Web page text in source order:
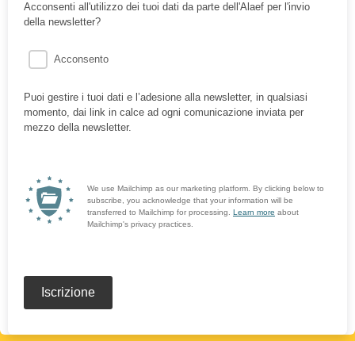
Acconsenti all'utilizzo dei tuoi dati da parte dell'Alaef per l'invio
della newsletter?
Acconsento
Puoi gestire i tuoi dati e l’adesione alla newsletter, in qualsiasi
momento, dai link in calce ad ogni comunicazione inviata per
mezzo della newsletter.
We use Mailchimp as our marketing platform. By clicking below to
subscribe, you acknowledge that your information will be
transferred to Mailchimp for processing. Learn more about
Mailchimp's privacy practices.